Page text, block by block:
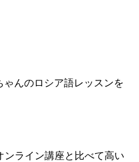
んのロシア語レッスンを
ライン講座と比べて高い